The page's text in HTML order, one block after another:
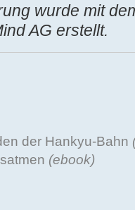
wurde mit
AG erstellt.
der Hankyu-Bahn
(ebook)